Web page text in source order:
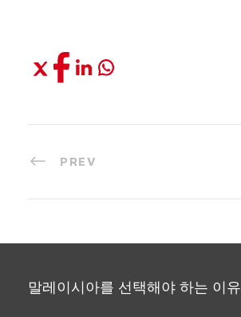
PREV
말레이시아를 선택해야 하는 이유